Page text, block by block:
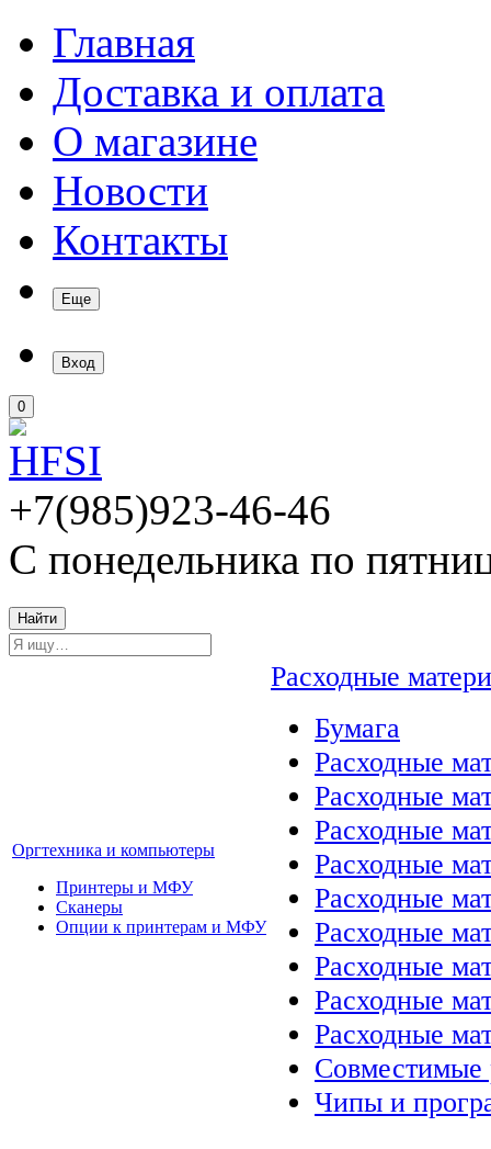
Главная
Доставка и оплата
О магазине
Новости
Контакты
Еще
Вход
0
+7(985)923-46-46
С понедельника по
Найти
Оргтехника и компьютеры
Принтеры и МФУ
Сканеры
Опции к принтерам и МФУ
Расходные
Бумага
Расходные
Расходные
Расходные
Расходные
Расходные
Расходные
Расходные
Расходные
Расходные
Совместимые
Чипы и